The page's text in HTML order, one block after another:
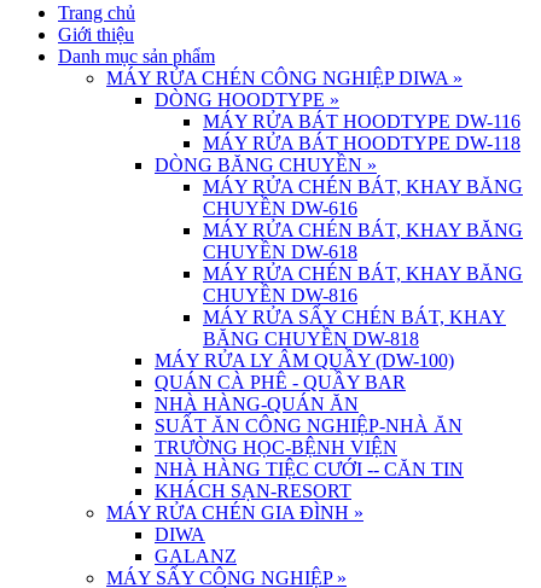
Trang chủ
Giới thiệu
Danh mục sản phẩm
MÁY RỬA CHÉN CÔNG NGHIỆP DIWA »
DÒNG HOODTYPE »
MÁY RỬA BÁT HOODTYPE DW-116
MÁY RỬA BÁT HOODTYPE DW-118
DÒNG BĂNG CHUYỀN »
MÁY RỬA CHÉN BÁT, KHAY BĂNG
CHUYỀN DW-616
MÁY RỬA CHÉN BÁT, KHAY BĂNG
CHUYỀN DW-618
MÁY RỬA CHÉN BÁT, KHAY BĂNG
CHUYỀN DW-816
MÁY RỬA SẤY CHÉN BÁT, KHAY
BĂNG CHUYỀN DW-818
MÁY RỬA LY ÂM QUẦY (DW-100)
QUÁN CÀ PHÊ - QUẦY BAR
NHÀ HÀNG-QUÁN ĂN
SUẤT ĂN CÔNG NGHIỆP-NHÀ ĂN
TRƯỜNG HỌC-BỆNH VIỆN
NHÀ HÀNG TIỆC CƯỚI -- CĂN TIN
KHÁCH SẠN-RESORT
MÁY RỬA CHÉN GIA ĐÌNH »
DIWA
GALANZ
MÁY SẤY CÔNG NGHIỆP »